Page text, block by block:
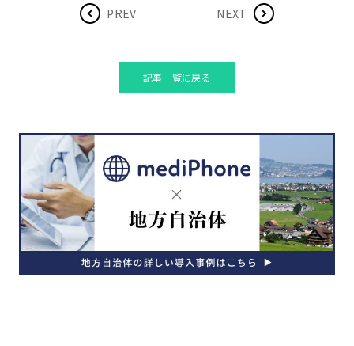
PREV NEXT
記事一覧に戻る